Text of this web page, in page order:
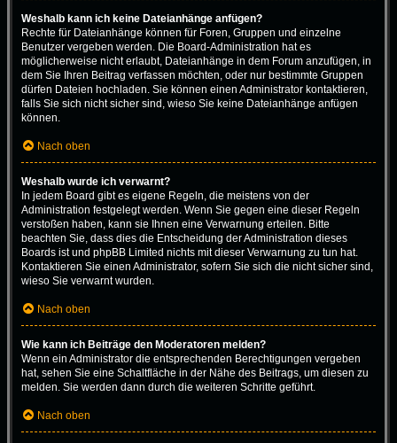
Weshalb kann ich keine Dateianhänge anfügen?
Rechte für Dateianhänge können für Foren, Gruppen und einzelne
Benutzer vergeben werden. Die Board-Administration hat es
möglicherweise nicht erlaubt, Dateianhänge in dem Forum anzufügen, in
dem Sie Ihren Beitrag verfassen möchten, oder nur bestimmte Gruppen
dürfen Dateien hochladen. Sie können einen Administrator kontaktieren,
falls Sie sich nicht sicher sind, wieso Sie keine Dateianhänge anfügen
können.
Nach oben
Weshalb wurde ich verwarnt?
In jedem Board gibt es eigene Regeln, die meistens von der
Administration festgelegt werden. Wenn Sie gegen eine dieser Regeln
verstoßen haben, kann sie Ihnen eine Verwarnung erteilen. Bitte
beachten Sie, dass dies die Entscheidung der Administration dieses
Boards ist und phpBB Limited nichts mit dieser Verwarnung zu tun hat.
Kontaktieren Sie einen Administrator, sofern Sie sich die nicht sicher sind,
wieso Sie verwarnt wurden.
Nach oben
Wie kann ich Beiträge den Moderatoren melden?
Wenn ein Administrator die entsprechenden Berechtigungen vergeben
hat, sehen Sie eine Schaltfläche in der Nähe des Beitrags, um diesen zu
melden. Sie werden dann durch die weiteren Schritte geführt.
Nach oben